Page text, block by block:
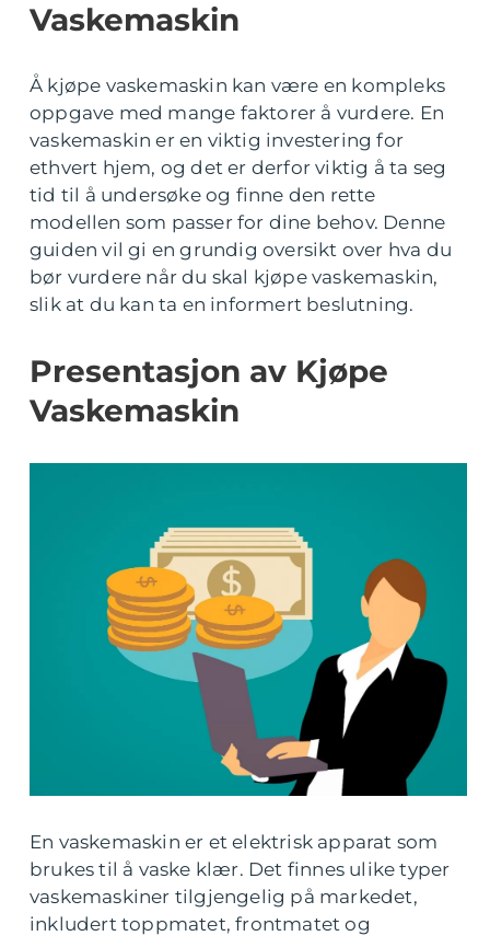
Vaskemaskin
Å kjøpe vaskemaskin kan være en kompleks
oppgave med mange faktorer å vurdere. En
vaskemaskin er en viktig investering for
ethvert hjem, og det er derfor viktig å ta seg
tid til å undersøke og finne den rette
modellen som passer for dine behov. Denne
guiden vil gi en grundig oversikt over hva du
bør vurdere når du skal kjøpe vaskemaskin,
slik at du kan ta en informert beslutning.
Presentasjon av Kjøpe
Vaskemaskin
En vaskemaskin er et elektrisk apparat som
brukes til å vaske klær. Det finnes ulike typer
vaskemaskiner tilgjengelig på markedet,
inkludert toppmatet, frontmatet og